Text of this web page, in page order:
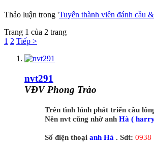
Thảo luận trong 'Tuyển thành viên đánh cầu
Trang 1 của 2 trang
1 2 Tiếp >
nvt291
VĐV Phong Trào
Trên tình hình phát triển cầu
Nên nvt cũng nhờ anh Hà (
Số điện thoại anh Hà . Sdt: 0938